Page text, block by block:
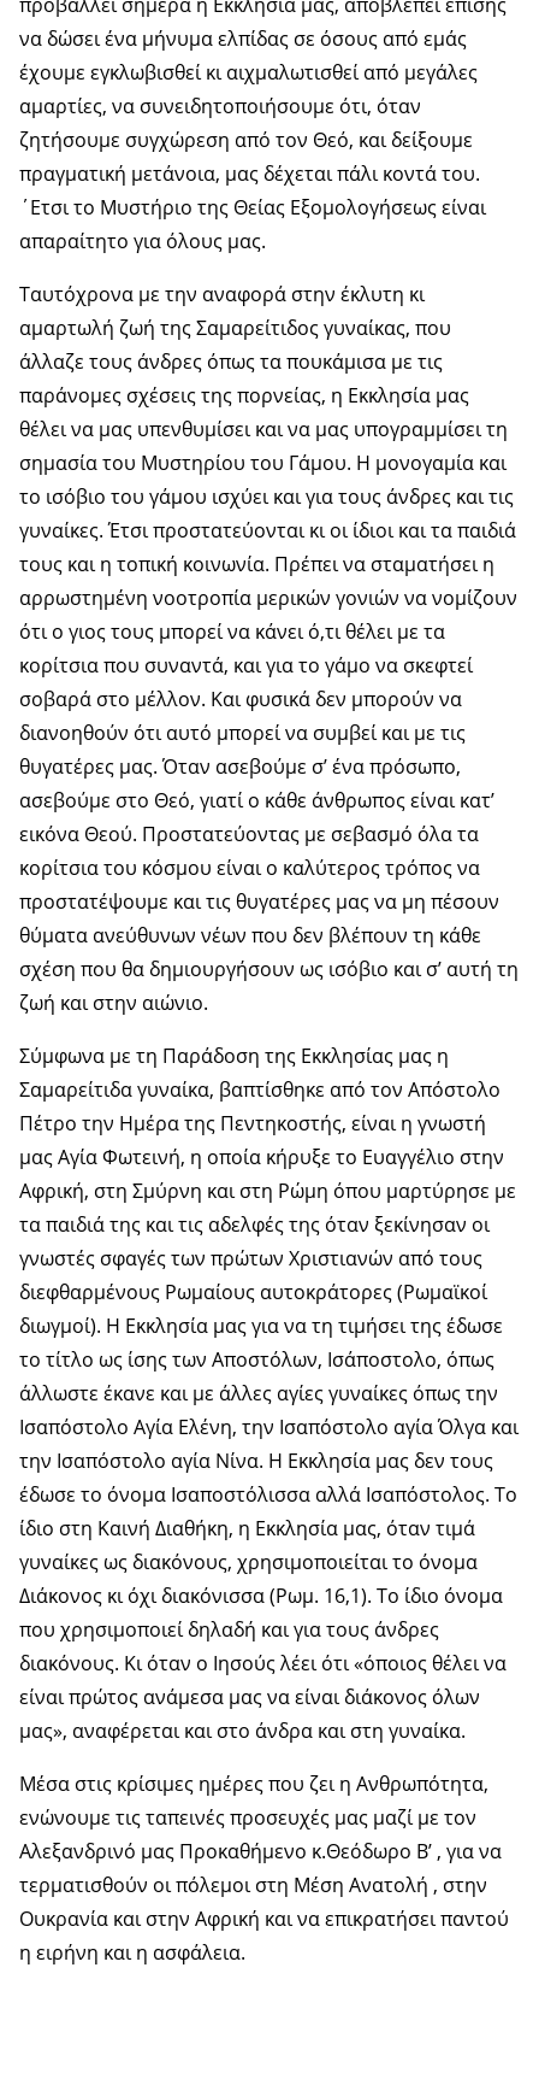
να δώσει ένα μήνυμα ελπίδας σε όσους από εμάς
έχουμε εγκλωβισθεί κι αιχμαλωτισθεί από μεγάλες
αμαρτίες, να συνειδητοποιήσουμε ότι, όταν
ζητήσουμε συγχώρεση από τον Θεό, και δείξουμε
πραγματική μετάνοια, μας δέχεται πάλι κοντά του.
΄Ετσι το Μυστήριο της Θείας Εξομολογήσεως είναι
απαραίτητο για όλους μας.
Ταυτόχρονα με την αναφορά στην έκλυτη κι
αμαρτωλή ζωή της Σαμαρείτιδος γυναίκας, που
άλλαζε τους άνδρες όπως τα πουκάμισα με τις
παράνομες σχέσεις της πορνείας, η Εκκλησία μας
θέλει να μας υπενθυμίσει και να μας υπογραμμίσει τη
σημασία του Μυστηρίου του Γάμου. Η μονογαμία και
το ισόβιο του γάμου ισχύει και για τους άνδρες και τις
γυναίκες. Έτσι προστατεύονται κι οι ίδιοι και τα παιδιά
τους και η τοπική κοινωνία. Πρέπει να σταματήσει η
αρρωστημένη νοοτροπία μερικών γονιών να νομίζουν
ότι ο γιος τους μπορεί να κάνει ό,τι θέλει με τα
κορίτσια που συναντά, και για το γάμο να σκεφτεί
σοβαρά στο μέλλον. Και φυσικά δεν μπορούν να
διανοηθούν ότι αυτό μπορεί να συμβεί και με τις
θυγατέρες μας. Όταν ασεβούμε σ’ ένα πρόσωπο,
ασεβούμε στο Θεό, γιατί ο κάθε άνθρωπος είναι κατ’
εικόνα Θεού. Προστατεύοντας με σεβασμό όλα τα
κορίτσια του κόσμου είναι ο καλύτερος τρόπος να
προστατέψουμε και τις θυγατέρες μας να μη πέσουν
θύματα ανεύθυνων νέων που δεν βλέπουν τη κάθε
σχέση που θα δημιουργήσουν ως ισόβιο και σ’ αυτή τη
ζωή και στην αιώνιο.
Σύμφωνα με τη Παράδοση της Εκκλησίας μας η
Σαμαρείτιδα γυναίκα, βαπτίσθηκε από τον Απόστολο
Πέτρο την Ημέρα της Πεντηκοστής, είναι η γνωστή
μας Αγία Φωτεινή, η οποία κήρυξε το Ευαγγέλιο στην
Αφρική, στη Σμύρνη και στη Ρώμη όπου μαρτύρησε με
τα παιδιά της και τις αδελφές της όταν ξεκίνησαν οι
γνωστές σφαγές των πρώτων Χριστιανών από τους
διεφθαρμένους Ρωμαίους αυτοκράτορες (Ρωμαϊκοί
διωγμοί). Η Εκκλησία μας για να τη τιμήσει της έδωσε
το τίτλο ως ίσης των Αποστόλων, Ισάποστολο, όπως
άλλωστε έκανε και με άλλες αγίες γυναίκες όπως την
Ισαπόστολο Αγία Ελένη, την Ισαπόστολο αγία Όλγα και
την Ισαπόστολο αγία Νίνα. Η Εκκλησία μας δεν τους
έδωσε το όνομα Ισαποστόλισσα αλλά Ισαπόστολος. Το
ίδιο στη Καινή Διαθήκη, η Εκκλησία μας, όταν τιμά
γυναίκες ως διακόνους, χρησιμοποιείται το όνομα
Διάκονος κι όχι διακόνισσα (Ρωμ. 16,1). Το ίδιο όνομα
που χρησιμοποιεί δηλαδή και για τους άνδρες
διακόνους. Κι όταν ο Ιησούς λέει ότι «όποιος θέλει να
είναι πρώτος ανάμεσα μας να είναι διάκονος όλων
μας», αναφέρεται και στο άνδρα και στη γυναίκα.
Μέσα στις κρίσιμες ημέρες που ζει η Ανθρωπότητα,
ενώνουμε τις ταπεινές προσευχές μας μαζί με τον
Αλεξανδρινό μας Προκαθήμενο κ.Θεόδωρο Β’ , για να
τερματισθούν οι πόλεμοι στη Μέση Ανατολή , στην
Ουκρανία και στην Αφρική και να επικρατήσει παντού
η ειρήνη και η ασφάλεια.